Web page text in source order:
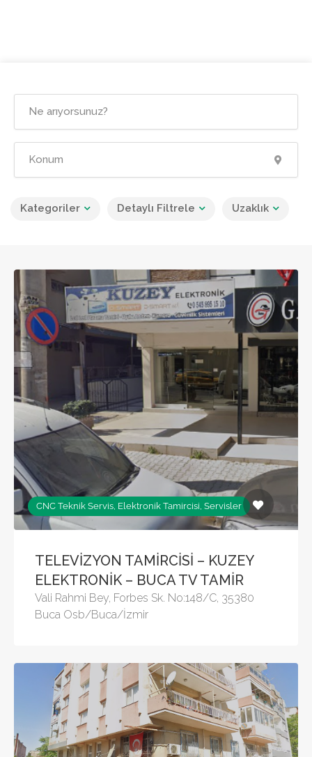
Kategoriler Detaylı Filtrele Uzaklık
CNC Teknik Servis, Elektronik Tamircisi, Servisler
TELEVİZYON TAMİRCİSİ – KUZEY
ELEKTRONİK – BUCA TV TAMİR
Vali Rahmi Bey, Forbes Sk. No:148/C, 35380
Buca Osb/Buca/İzmir